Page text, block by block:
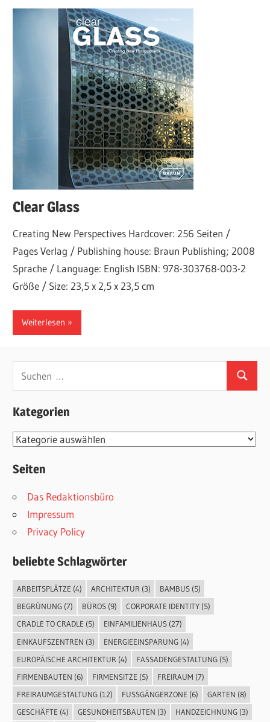
Clear Glass
Creating New Perspectives Hardcover: 256 Seiten /
Pages Verlag / Publishing house: Braun Publishing; 2008
Sprache / Language: English ISBN: 978-303768-003-2
Größe / Size: 23,5 x 2,5 x 23,5 cm
Weiterlesen
Suchen
Kategorien
Kategorien
Seiten
Das Redaktionsbüro
Impressum
Privacy Policy
beliebte Schlagwörter
ARBEITSPLÄTZE (4) ARCHITEKTUR (3) BAMBUS(5)
BEGRÜNUNG(7) BÜROS(9) CORPORATE IDENTITY(5)
CRADLE TO CRADLE (5) EINFAMILIENHAUS(27)
EINKAUFSZENTREN (3) ENERGIEEINSPARUNG(4)
EUROPÄISCHE ARCHITEKTUR (4) FASSADENGESTALTUNG(5)
FIRMENBAUTEN (6) FIRMENSITZE (5) FREIRAUM (7)
FREIRAUMGESTALTUNG(12) FUSSGÄNGERZONE (6) GARTEN (8)
GESCHÄFTE (4) GESUNDHEITSBAUTEN (3) HANDZEICHNUNG(3)